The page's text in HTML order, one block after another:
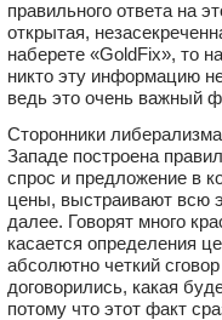
правильного ответа на
открытая,
наберете «GoldFix», то
никто эту информацию
ведь это очень важный
Сторонники
Западе построена
спрос и пред­ложение в
цены, выстраивают всю
далее. Говорят много
касается определения
абсолютно четкий
договорились, какая
потому что этот факт